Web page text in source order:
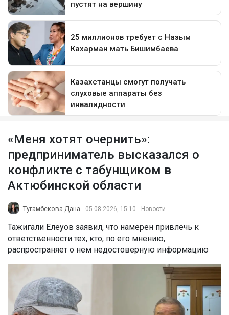
«Меня хотят очернить»:
предприниматель высказался о
конфликте с табунщиком в
Актюбинской области
Тугамбекова Дана 05.08.2026, 15:10 Новости
Тажигали Елеуов заявил, что намерен привлечь к
ответственности тех, кто, по его мнению,
распространяет о нем недостоверную информацию